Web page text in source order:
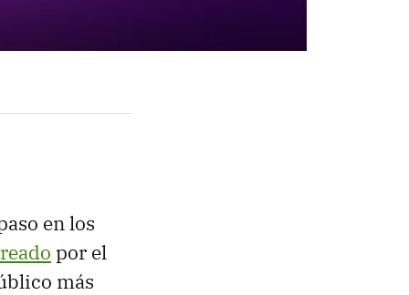
en los
por el
más